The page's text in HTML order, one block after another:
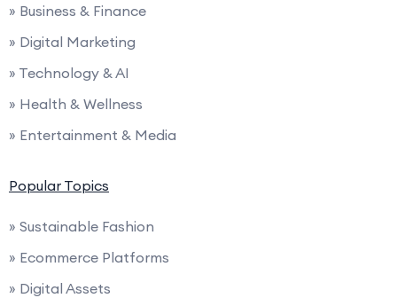
» Business & Finance
» Digital Marketing
» Technology & AI
» Health & Wellness
» Entertainment & Media
Popular Topics
» Sustainable Fashion
» Ecommerce Platforms
» Digital Assets